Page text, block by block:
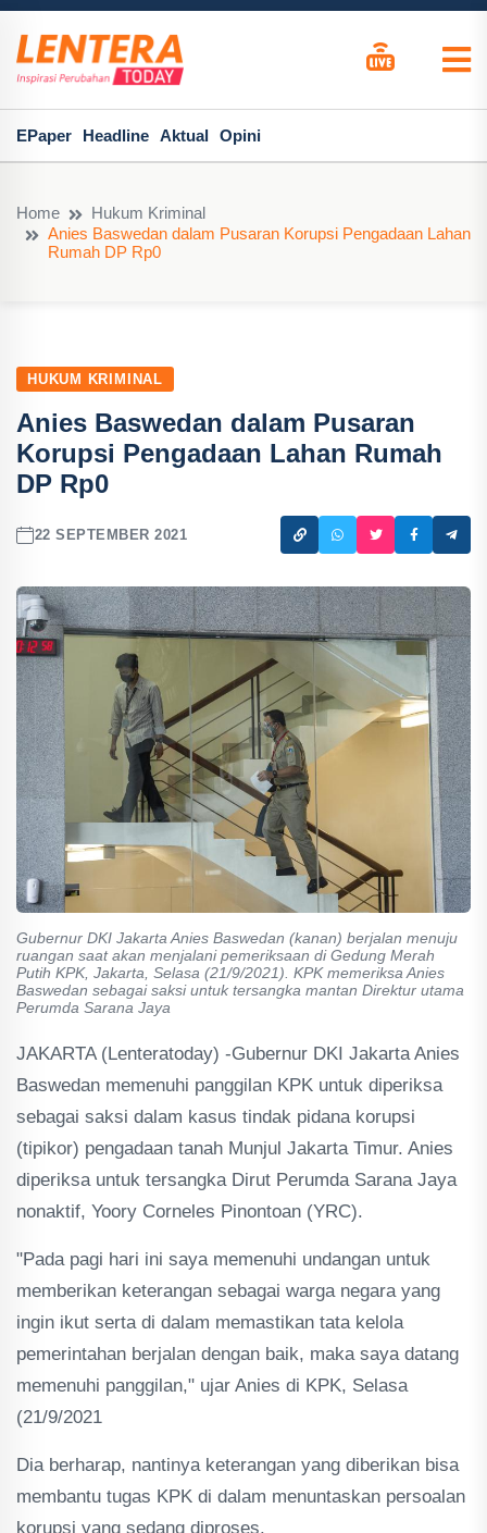
EPaper Headline Aktual Opini
Home
Hukum Kriminal
Anies Baswedan dalam Pusaran Korupsi Pengadaan Lahan
Rumah DP Rp0
HUKUM KRIMINAL
Anies Baswedan dalam Pusaran
Korupsi Pengadaan Lahan Rumah
DP Rp0
22 SEPTEMBER 2021
Gubernur DKI Jakarta Anies Baswedan (kanan) berjalan menuju
ruangan saat akan menjalani pemeriksaan di Gedung Merah
Putih KPK, Jakarta, Selasa (21/9/2021). KPK memeriksa Anies
Baswedan sebagai saksi untuk tersangka mantan Direktur utama
Perumda Sarana Jaya
JAKARTA (Lenteratoday) -Gubernur DKI Jakarta Anies
Baswedan memenuhi panggilan KPK untuk diperiksa
sebagai saksi dalam kasus tindak pidana korupsi
(tipikor) pengadaan tanah Munjul Jakarta Timur. Anies
diperiksa untuk tersangka Dirut Perumda Sarana Jaya
nonaktif, Yoory Corneles Pinontoan (YRC).
"Pada pagi hari ini saya memenuhi undangan untuk
memberikan keterangan sebagai warga negara yang
ingin ikut serta di dalam memastikan tata kelola
pemerintahan berjalan dengan baik, maka saya datang
memenuhi panggilan," ujar Anies di KPK, Selasa
(21/9/2021
Dia berharap, nantinya keterangan yang diberikan bisa
membantu tugas KPK di dalam menuntaskan persoalan
korupsi yang sedang diproses.